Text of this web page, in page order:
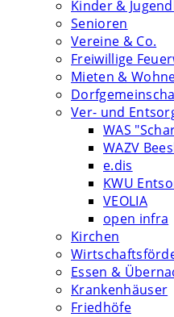
Kinder &
Senioren
Vereine & Co.
Freiwillige
Mieten &
Ver- und
WAS
WAZV
e.dis
KWU
VEOLIA
open infra
Kirchen
Essen &
Krankenhäuser
Friedhöfe